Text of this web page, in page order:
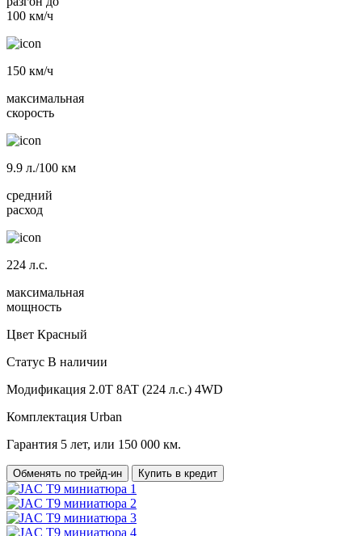
100 км/ч
150 км/ч
максимальная
скорость
9.9 л./100 км
средний
расход
224 л.с.
максимальная
мощность
Цвет Красный
Статус В наличии
Модификация 2.0T 8AT (224 л.с.) 4WD
Комплектация Urban
Гарантия 5 лет, или 150 000 км.
Обменять по трейд-ин Купить в кредит